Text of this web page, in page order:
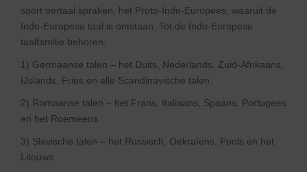
soort oertaal spraken, het Proto-Indo-Europees, waaruit de
Indo-Europese taal is ontstaan. Tot de Indo-Europese
taalfamilie behoren:
1) Germaanse talen – het Duits, Nederlands, Zuid-Afrikaans,
IJslands, Fries en alle Scandinavische talen.
2) Romaanse talen – het Frans, Italiaans, Spaans, Portugees
en het Roemeens
3) Slavische talen – het Russisch, Oekraïens, Pools en het
Litouws